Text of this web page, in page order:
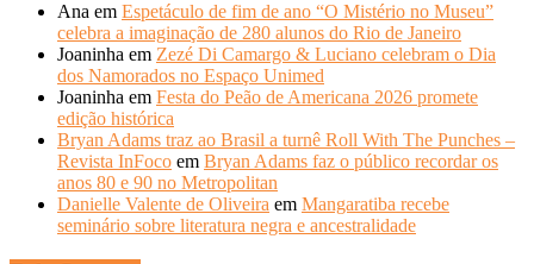
Ana em Espetáculo de fim de ano “O Mistério no Museu”
celebra a imaginação de 280 alunos do Rio de Janeiro
Joaninha em Zezé Di Camargo & Luciano celebram o Dia
dos Namorados no Espaço Unimed
Joaninha em Festa do Peão de Americana 2026 promete
edição histórica
Bryan Adams traz ao Brasil a turnê Roll With The Punches –
Revista InFoco em Bryan Adams faz o público recordar os
anos 80 e 90 no Metropolitan
Danielle Valente de Oliveira em Mangaratiba recebe
seminário sobre literatura negra e ancestralidade